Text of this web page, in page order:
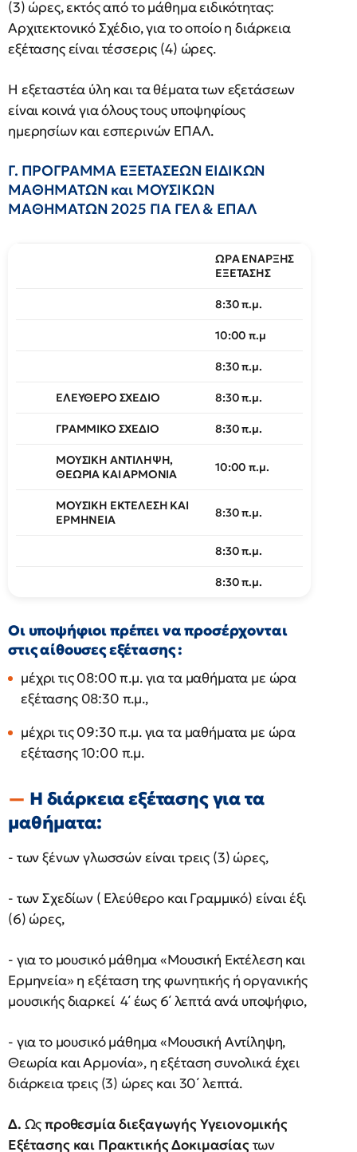
(3) ώρες, εκτός από το μάθημα ειδικότητας:
Αρχιτεκτονικό Σχέδιο, για το οποίο η διάρκεια
εξέτασης είναι τέσσερις (4) ώρες.
Η εξεταστέα ύλη και τα θέματα των εξετάσεων
είναι κοινά για όλους τους υποψηφίους
ημερησίων και εσπερινών ΕΠΑΛ.
Γ. ΠΡΟΓΡΑΜΜΑ ΕΞΕΤΑΣΕΩΝ ΕΙΔΙΚΩΝ
ΜΑΘΗΜΑΤΩΝ και ΜΟΥΣΙΚΩΝ
ΜΑΘΗΜΑΤΩΝ 2025 ΓΙΑ ΓΕΛ & ΕΠΑΛ
ΩΡΑ ΕΝΑΡΞΗΣ
ΕΞΕΤΑΣΗΣ
8:30 π.μ.
10:00 π.μ
8:30 π.μ.
ΕΛΕΥΘΕΡΟ ΣΧΕΔΙΟ 8:30 π.μ.
ΓΡΑΜΜΙΚΟ ΣΧΕΔΙΟ 8:30 π.μ.
ΜΟΥΣΙΚΗ ΑΝΤΙΛΗΨΗ,
ΘΕΩΡΙΑ ΚΑΙ ΑΡΜΟΝΙΑ
10:00 π.μ.
ΜΟΥΣΙΚΗ ΕΚΤΕΛΕΣΗ ΚΑΙ
ΕΡΜΗΝΕΙΑ
8:30 π.μ.
8:30 π.μ.
8:30 π.μ.
Οι υποψήφιοι πρέπει να προσέρχονται
στις αίθουσες εξέτασης :
μέχρι τις 08:00 π.μ. για τα μαθήματα με ώρα
εξέτασης 08:30 π.μ.,
μέχρι τις 09:30 π.μ. για τα μαθήματα με ώρα
εξέτασης 10:00 π.μ.
Η διάρκεια εξέτασης για τα
μαθήματα:
- των ξένων γλωσσών είναι τρεις (3) ώρες,
- των Σχεδίων ( Ελεύθερο και Γραμμικό) είναι έξι
(6) ώρες,
- για το μουσικό μάθημα «Μουσική Εκτέλεση και
Ερμηνεία» η εξέταση της φωνητικής ή οργανικής
μουσικής διαρκεί 4΄ έως 6΄ λεπτά ανά υποψήφιο,
- για το μουσικό μάθημα «Μουσική Αντίληψη,
Θεωρία και Αρμονία», η εξέταση συνολικά έχει
διάρκεια τρεις (3) ώρες και 30΄ λεπτά.
Δ. Ωςπροθεσμία διεξαγωγής Υγειονομικής
Εξέτασης και Πρακτικής Δοκιμασίαςτων